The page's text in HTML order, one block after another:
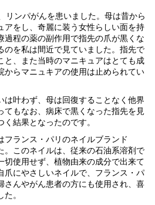
リンパがんを患いました。母は昔から
アをし、奇麗に装う女性らしい面を持
過程の薬の副作用で指先の爪が黒くな
のを私は間近で見ていました。指先で
と、また当時のマニキュアはとても成
からマニュキアの使用は止められてい
は叶わず、母は回復することなく他界
てもなお、病床で黒くなった指先を見
結果となったのです。
フランス・パリのネイルブランド
。このネイルは、従来の石油系溶剤で
切使用せず、植物由来の成分で出来て
爪にやさしいネイルで、フランス・パ
さんやがん患者の方にも使用され、喜
。